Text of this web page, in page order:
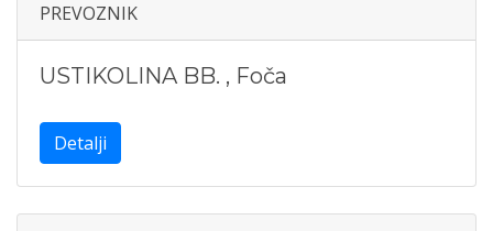
PREVOZNIK
USTIKOLINA BB. , Foča
Detalji